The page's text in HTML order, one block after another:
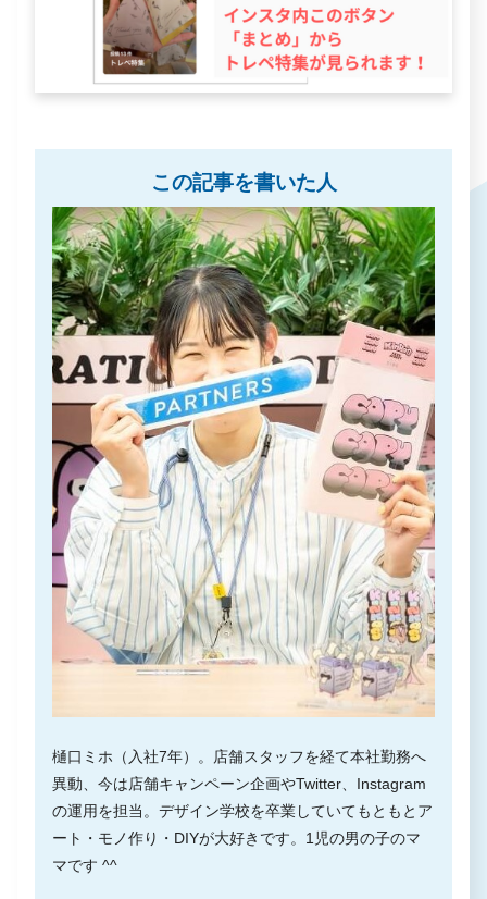
この記事を書いた人
樋口ミホ（入社7年）。店舗スタッフを経て本社勤務へ
異動、今は店舗キャンペーン企画やTwitter、Instagram
の運用を担当。デザイン学校を卒業していてもともとア
ート・モノ作り・DIYが大好きです。1児の男の子のマ
マです ^^